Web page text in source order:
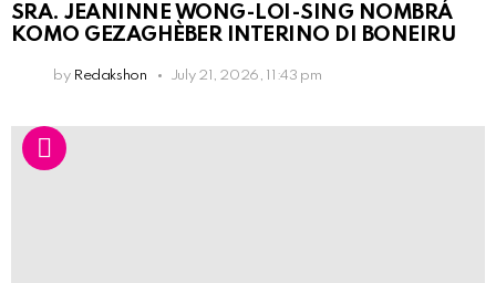
SRA. JEANINNE WONG-LOI-SING NOMBRÁ
KOMO GEZAGHÈBER INTERINO DI BONEIRU
by Redakshon July 21, 2026, 11:43 pm